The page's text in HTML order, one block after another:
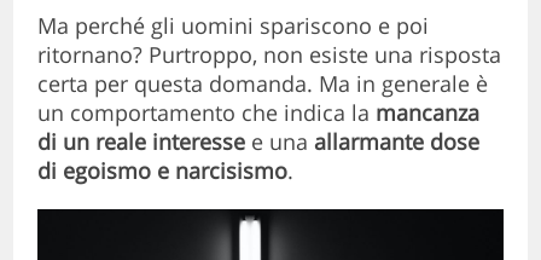
Ma perché gli uomini spariscono e poi
ritornano? Purtroppo, non esiste una risposta
certa per questa domanda. Ma in generale è
un comportamento che indica la mancanza
di un reale interesse e una allarmante dose
di egoismo e narcisismo.